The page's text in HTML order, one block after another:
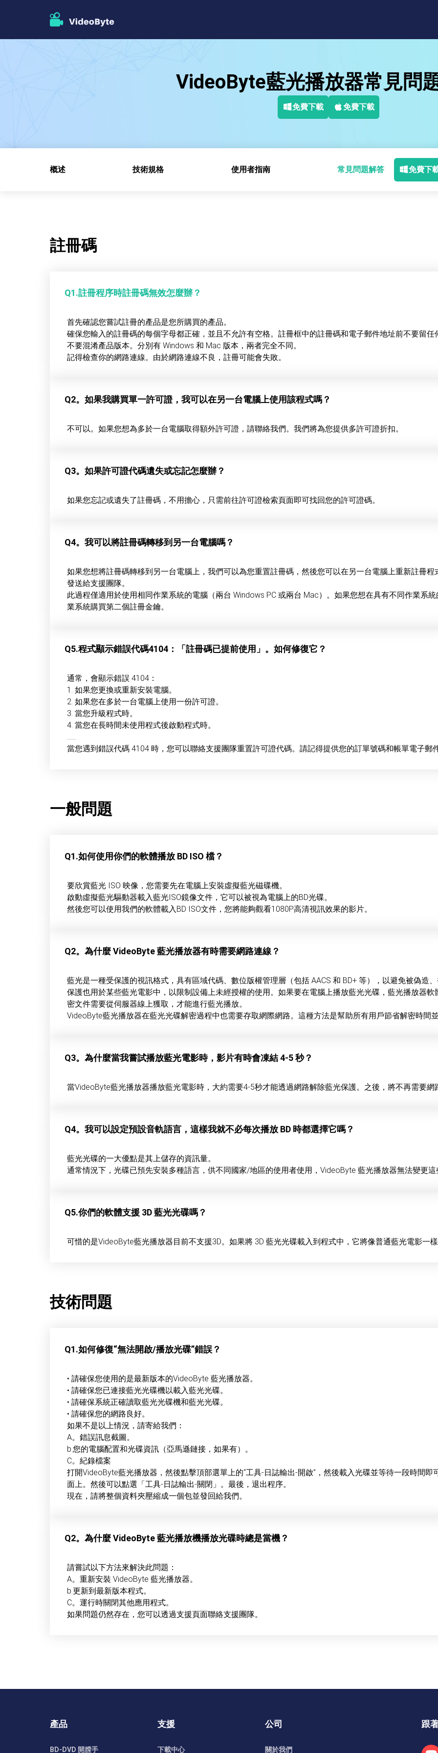
VideoByte藍光播放器常見問
免費下載 免費下載
概述 技術規格 使用者指南 常見問題解答 免費下
註冊碼
Q1.註冊程序時註冊碼無效怎麼辦？
首先確認您嘗試註冊的產品是您所購買的產品。
確保您輸入的註冊碼的每個字母都正確，並且不允許有空格。註冊框中的註冊碼和電子郵件地址前不要留任
不要混淆產品版本。分別有 Windows 和 Mac 版本，兩者完全不同。
記得檢查你的網路連線。由於網路連線不良，註冊可能會失敗。
Q2。如果我購買單一許可證，我可以在另一台電腦上使用該程式嗎？
不可以。如果您想為多於一台電腦取得額外許可證，請聯絡我們。我們將為您提供多許可證折扣。
Q3。如果許可證代碼遺失或忘記怎麼辦？
如果您忘記或遺失了註冊碼，不用擔心，只需前往許可證檢索頁面即可找回您的許可證碼。
Q4。我可以將註冊碼轉移到另一台電腦嗎？
如果您想將註冊碼轉移到另一台電腦上，我們可以為您重置註冊碼，然後您可以在另一台電腦上重新註冊
發送給支援團隊。
此過程僅適用於使用相同作業系統的電腦（兩台 Windows PC 或兩台 Mac）。如果您想在具有不同作業系
業系統購買第二個註冊金鑰。
Q5.程式顯示錯誤代碼4104：「註冊碼已提前使用」。如何修復它？
通常，會顯示錯誤 4104：
1. 如果您更換或重新安裝電腦。
2. 如果您在多於一台電腦上使用一份許可證。
3. 當您升級程式時。
4. 當您在長時間未使用程式後啟動程式時。
……
當您遇到錯誤代碼 4104 時，您可以聯絡支援團隊重置許可證代碼。請記得提供您的訂單號碼和帳單電子郵
一般問題
Q1.如何使用你們的軟體播放 BD ISO 檔？
要欣賞藍光 ISO 映像，您需要先在電腦上安裝虛擬藍光磁碟機。
啟動虛擬藍光驅動器載入藍光ISO鏡像文件，它可以被視為電腦上的BD光碟。
然後您可以使用我們的軟體載入BD ISO文件，您將能夠觀看1080P高清視訊效果的影片。
Q2。為什麼 VideoByte 藍光播放器有時需要網路連線？
藍光是一種受保護的視訊格式，具有區域代碼、數位版權管理層（包括 AACS 和 BD+ 等），以避免被偽造
保護也用於某些藍光電影中，以限制設備上未經授權的使用。如果要在電腦上播放藍光光碟，藍光播放器
密文件需要從伺服器線上獲取，才能進行藍光播放。
VideoByte藍光播放器在藍光光碟解密過程中也需要存取網際網路。這種方法是幫助所有用戶節省解密時間
Q3。為什麼當我嘗試播放藍光電影時，影片有時會凍結 4-5 秒？
當VideoByte藍光播放器播放藍光電影時，大約需要4-5秒才能透過網路解除藍光保護。之後，將不再需要網
Q4。我可以設定預設音軌語言，這樣我就不必每次播放 BD 時都選擇它嗎？
藍光光碟的一大優點是其上儲存的資訊量。
通常情況下，光碟已預先安裝多種語言，供不同國家/地區的使用者使用，VideoByte 藍光播放器無法變更
Q5.你們的軟體支援 3D 藍光光碟嗎？
可惜的是VideoByte藍光播放器目前不支援3D。如果將 3D 藍光光碟載入到程式中，它將像普通藍光電影一
技術問題
Q1.如何修復“無法開啟/播放光碟”錯誤？
• 請確保您使用的是最新版本的VideoByte 藍光播放器。
• 請確保您已連接藍光光碟機以載入藍光光碟。
• 請確保系統正確讀取藍光光碟機和藍光光碟。
• 請確保您的網路良好。
如果不是以上情況，請寄給我們：
A。錯誤訊息截圖。
b.您的電腦配置和光碟資訊（亞馬遜鏈接，如果有）。
C。紀錄檔案
打開VideoByte藍光播放器，然後點擊頂部選單上的“工具-日誌輸出-開啟”，然後載入光碟並等待一段時間
面上。然後可以點選「工具-日誌輸出-關閉」。最後，退出程序。
現在，請將整個資料夾壓縮成一個包並發回給我們。
Q2。為什麼 VideoByte 藍光播放機播放光碟時總是當機？
請嘗試以下方法來解決此問題：
A。重新安裝 VideoByte 藍光播放器。
b.更新到最新版本程式。
C。運行時關閉其他應用程式。
如果問題仍然存在，您可以透過支援頁面聯絡支援團隊。
產品
BD-DVD 開膛手
支援
下載中心
公司
關於我們
跟